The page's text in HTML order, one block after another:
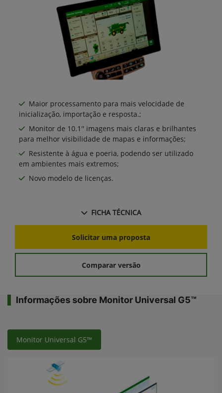
Maior processamento para mais velocidade de
inicialização, importação e resposta.;
Monitor de 10.1'' imagens mais claras e brilhantes
para melhor visibilidade de mapas e informações;
Resistente à água e poeria, podendo ser utilizado
em ambientes mais extremos;
Novo modelo de licenças.
FICHA TÉCNICA
Solicitar uma proposta
Comparar versão
Informações sobre Monitor Universal G5™
Monitor Universal G5™